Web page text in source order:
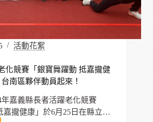
活動花絮
化競賽「銀寶舞躍動 抵嘉攏健
南區夥伴動員起來！
嘉義縣長者活躍老化競賽
嘉攏健康」於6月25日在縣立…